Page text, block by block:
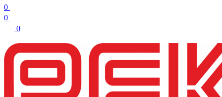
0
0
0